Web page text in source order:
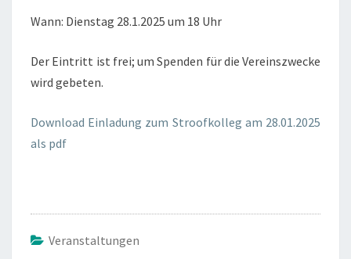
N
U
E
C
Wann: Dienstag 28.1.2025 um 18 Uhr
Der Eintritt ist frei; um Spenden für die Vereinszwecke
wird gebeten.
Download Einladung zum Stroofkolleg am 28.01.2025
als pdf
Veranstaltungen